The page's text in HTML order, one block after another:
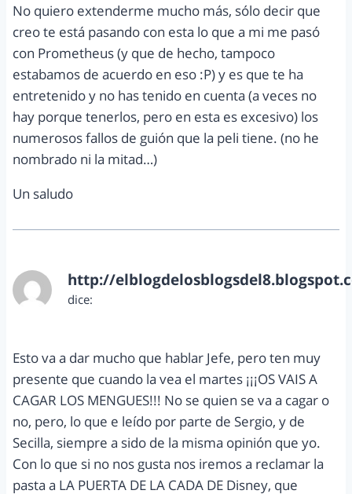
No quiero extenderme mucho más, sólo decir que
creo te está pasando con esta lo que a mi me pasó
con Prometheus (y que de hecho, tampoco
estabamos de acuerdo en eso :P) y es que te ha
entretenido y no has tenido en cuenta (a veces no
hay porque tenerlos, pero en esta es excesivo) los
numerosos fallos de guión que la peli tiene. (no he
nombrado ni la mitad…)
Un saludo
http://
dice:
Esto va a dar mucho que hablar Jefe, pero ten muy
presente que cuando la vea el martes ¡¡¡OS VAIS A
CAGAR LOS MENGUES!!! No se quien se va a cagar o
no, pero, lo que e leído por parte de Sergio, y de
Secilla, siempre a sido de la misma opinión que yo.
Con lo que si no nos gusta nos iremos a reclamar la
pasta a LA PUERTA DE LA CADA DE Disney, que